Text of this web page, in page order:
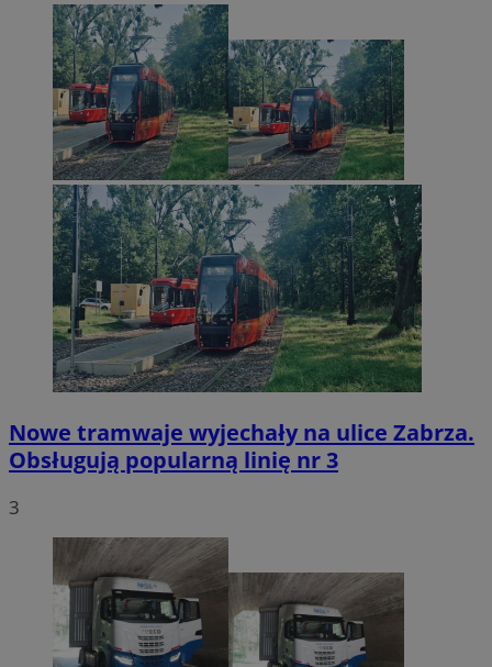
Nowe tramwaje wyjechały na ulice Zabrza.
Obsługują popularną linię nr 3
3